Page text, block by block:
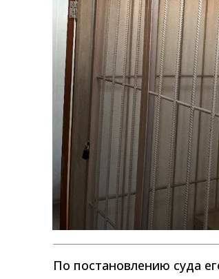
По постановлению суда